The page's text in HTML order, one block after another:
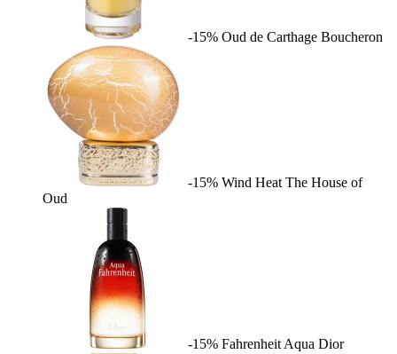
-15% Oud de Carthage Boucheron
-15% Wind Heat The House of
Oud
-15% Fahrenheit Aqua Dior